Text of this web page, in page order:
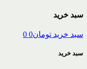
سبد خرید
سبد خرید تومان0
0
سبد خرید